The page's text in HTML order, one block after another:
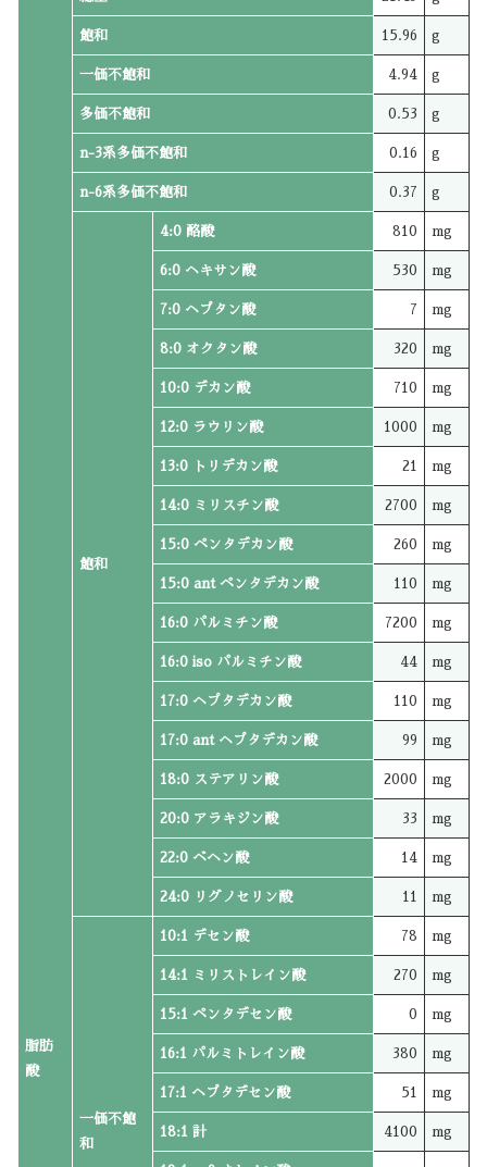
脂肪
酸
飽和 15.96 g
一価不飽和 4.94 g
多価不飽和 0.53 g
n-3系多価不飽和 0.16 g
n-6系多価不飽和 0.37 g
飽和
4:0 酪酸 810 mg
6:0 ヘキサン酸 530 mg
7:0 ヘプタン酸 7 mg
8:0 オクタン酸 320 mg
10:0 デカン酸 710 mg
12:0 ラウリン酸 1000 mg
13:0 トリデカン酸 21 mg
14:0 ミリスチン酸 2700 mg
15:0 ペンタデカン酸 260 mg
15:0 ant ペンタデカン酸 110 mg
16:0 パルミチン酸 7200 mg
16:0 iso パルミチン酸 44 mg
17:0 ヘプタデカン酸 110 mg
17:0 ant ヘプタデカン酸 99 mg
18:0 ステアリン酸 2000 mg
20:0 アラキジン酸 33 mg
22:0 ベヘン酸 14 mg
24:0 リグノセリン酸 11 mg
一価不飽
和
10:1 デセン酸 78 mg
14:1 ミリストレイン酸 270 mg
15:1 ペンタデセン酸 0 mg
16:1 パルミトレイン酸 380 mg
17:1 ヘプタデセン酸 51 mg
18:1 計 4100 mg